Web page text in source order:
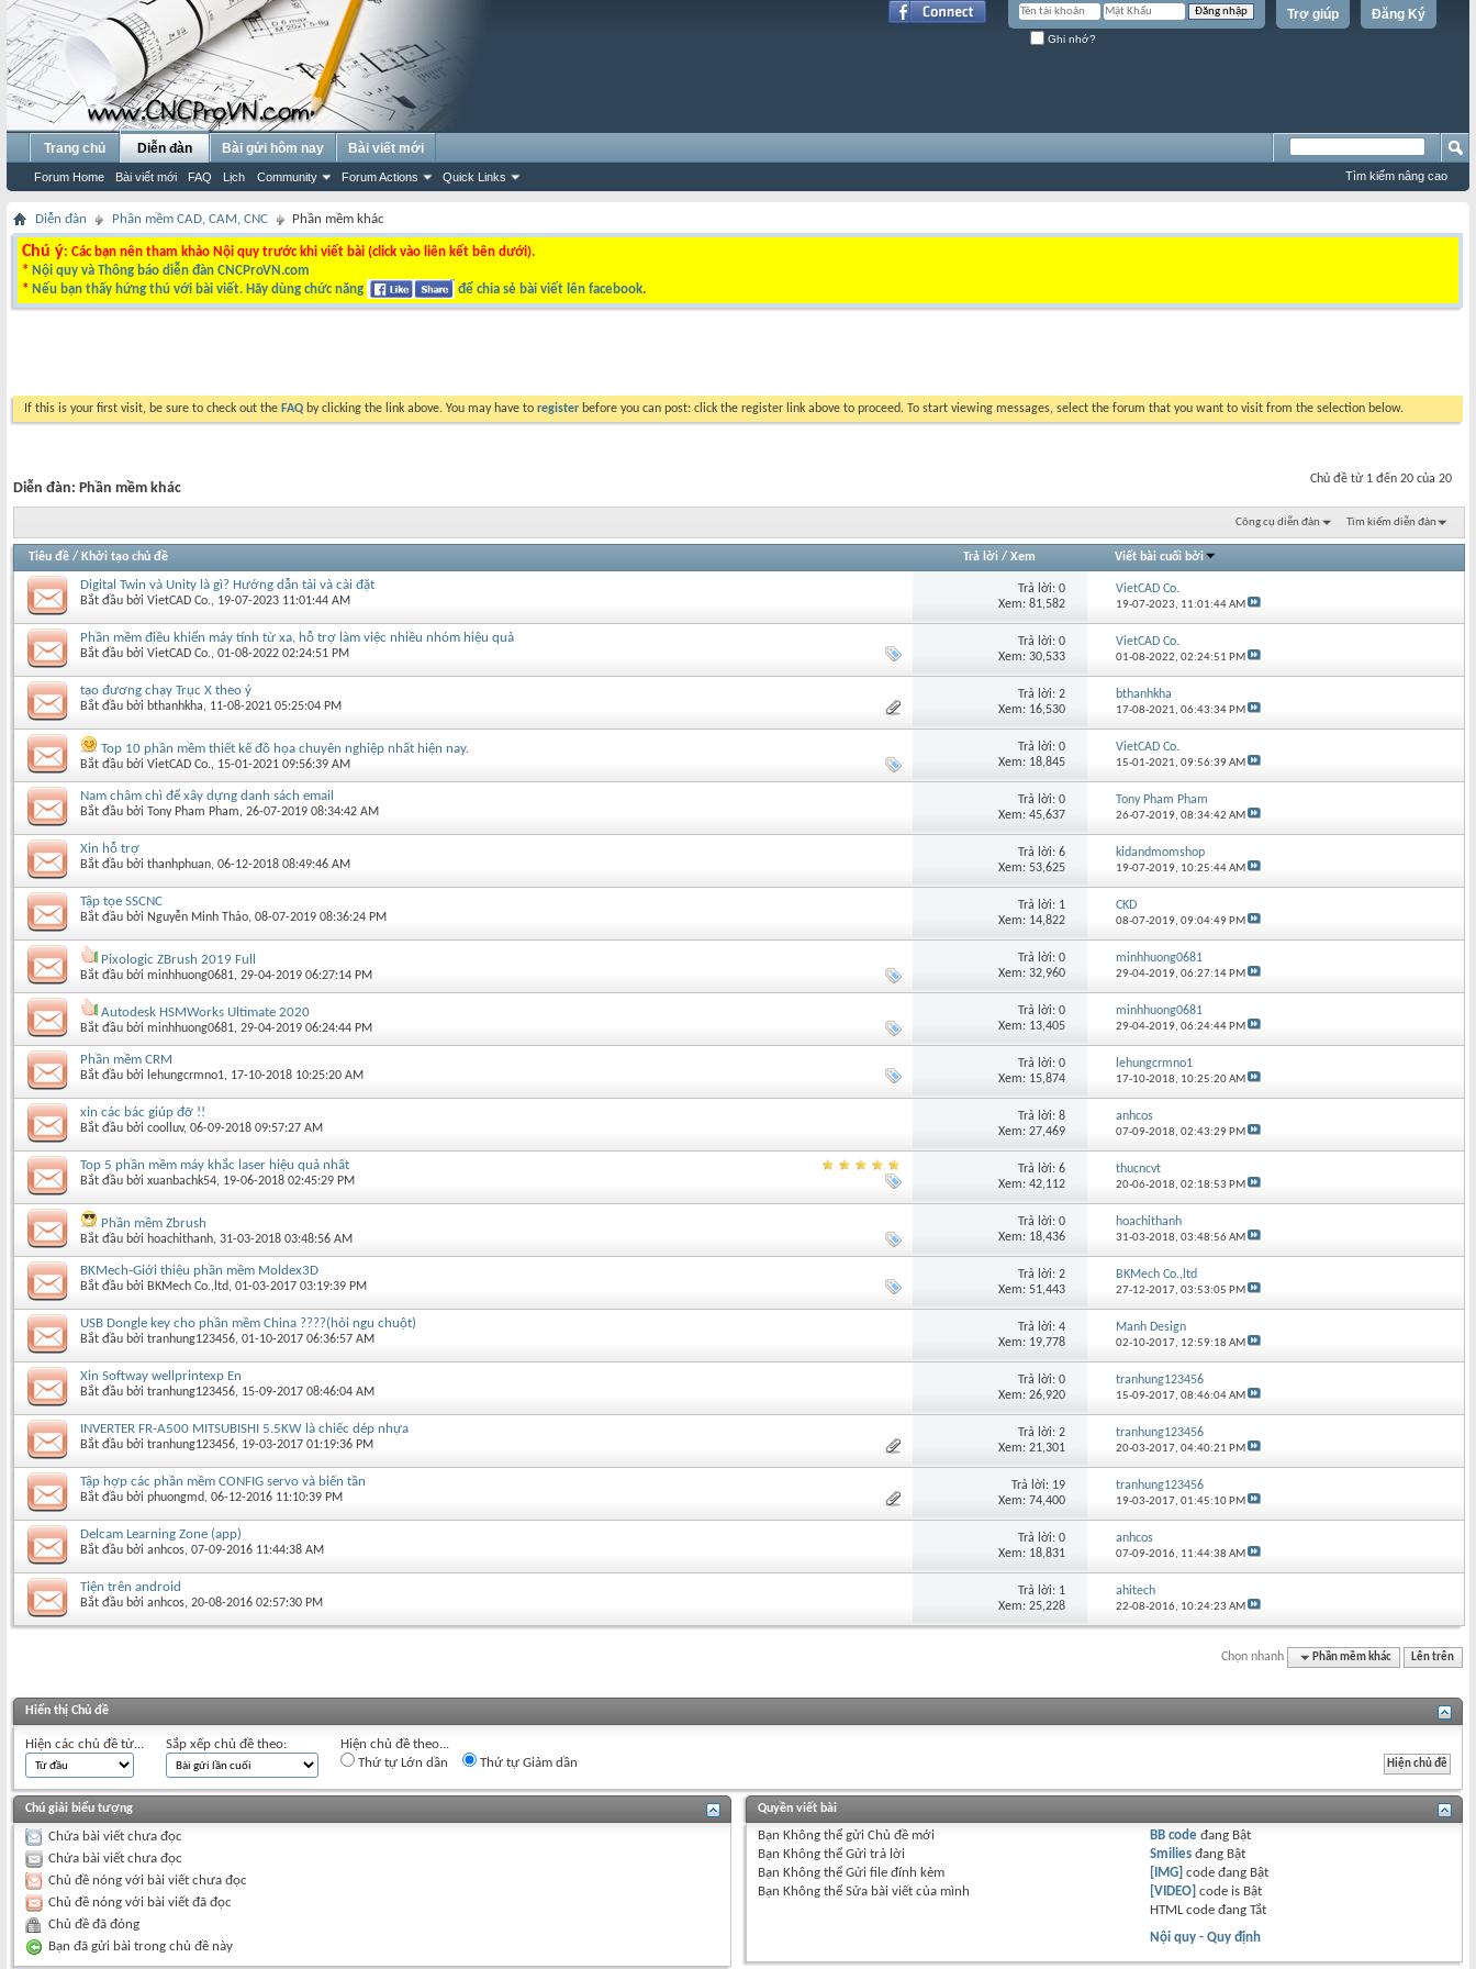
Đăng Ký
Trợ giúp
Ghi nhớ?
Trang chủ Diễn đàn
Forum Home Bài viết mới FAQ Lịch Community Forum Actions Quick Links
Bài gửi hôm nay Bài viết mới
Tìm kiếm nâng cao
Diễn đàn Phần mềm CAD, CAM, CNC Phần mềm khác
Chú ý: Các bạn nên tham khảo Nội quy trước khi viết bài (click vào liên kết bên dưới).
* Nội quy và Thông báo diễn đàn CNCProVN.com
* Nếu bạn thấy hứng thú với bài viết. Hãy dùng chức năng để chia sẻ bài viết lên facebook.
If this is your first visit, be sure to check out the FAQ by clicking the link above. You may have to register before you can post: click the register link above to proceed. To start viewing messages, select the forum that you want to visit from the selection below.
Chủ đề từ 1 đến 20 của 20
Diễn đàn: Phần mềm khác
Công cụ diễn đàn Tìm kiếm diễn đàn
Tiêu đề / Khởi tạo chủ đề Trả lời/ Xem Viết bài cuối bởi
Digital Twin và Unity là gì? Hướng dẫn tải và cài đặt
Bắt đầu bởi VietCAD Co.‎, 19-07-2023 11:01:44 AM
Trả lời: 0
Xem: 81,582
VietCAD Co.
19-07-2023, 11:01:44 AM
Phần mềm điều khiển máy tính từ xa, hỗ trợ làm việc nhiều nhóm hiệu quả
Bắt đầu bởi VietCAD Co.‎, 01-08-2022 02:24:51 PM
Trả lời: 0
Xem: 30,533
VietCAD Co.
01-08-2022,02:24:51 PM
tạo đương chạy Trục X theo ý
Bắt đầu bởi bthanhkha‎, 11-08-2021 05:25:04 PM
Trả lời: 2
Xem: 16,530
bthanhkha
17-08-2021,06:43:34 PM
Top 10 phần mềm thiết kế đồ họa chuyên nghiệp nhất hiện nay.
Bắt đầu bởi VietCAD Co.‎, 15-01-2021 09:56:39 AM
Trả lời: 0
Xem: 18,845
VietCAD Co.
15-01-2021,09:56:39 AM
Nam châm chì để xây dựng danh sách email
Bắt đầu bởi Tony Pham Pham‎, 26-07-2019 08:34:42 AM
Trả lời: 0
Xem: 45,637
Tony Pham Pham
26-07-2019,08:34:42 AM
Xin hỗ trợ
Bắt đầu bởi thanhphuan‎, 06-12-2018 08:49:46 AM
Trả lời: 6
Xem: 53,625
kidandmomshop
19-07-2019, 10:25:44 AM
Tập tọe SSCNC
Bắt đầu bởi Nguyễn Minh Thảo‎, 08-07-2019 08:36:24 PM
Trả lời: 1
Xem: 14,822
CKD
08-07-2019,09:04:49 PM
Pixologic ZBrush 2019 Full
Bắt đầu bởi minhhuong0681‎, 29-04-2019 06:27:14 PM
Trả lời: 0
Xem: 32,960
minhhuong0681
29-04-2019,06:27:14 PM
Autodesk HSMWorks Ultimate 2020
Bắt đầu bởi minhhuong0681‎, 29-04-2019 06:24:44 PM
Trả lời: 0
Xem: 13,405
minhhuong0681
29-04-2019,06:24:44 PM
Phần mềm CRM
Bắt đầu bởi lehungcrmno1‎, 17-10-2018 10:25:20 AM
Trả lời: 0
Xem: 15,874
lehungcrmno1
17-10-2018, 10:25:20 AM
xin các bác giúp đỡ !!
Bắt đầu bởi coolluv‎, 06-09-2018 09:57:27 AM
Trả lời: 8
Xem: 27,469
anhcos
07-09-2018,02:43:29 PM
Top 5 phần mềm máy khắc laser hiệu quả nhất
Bắt đầu bởi xuanbachk54‎, 19-06-2018 02:45:29 PM
Trả lời: 6
Xem: 42,112
thucncvt
20-06-2018,02:18:53 PM
Phần mềm Zbrush
Bắt đầu bởi hoachithanh‎, 31-03-2018 03:48:56 AM
Trả lời: 0
Xem: 18,436
hoachithanh
31-03-2018,03:48:56 AM
BKMech-Giới thiệu phần mềm Moldex3D
Bắt đầu bởi BKMech Co.,ltd‎, 01-03-2017 03:19:39 PM
Trả lời: 2
Xem: 51,443
BKMech Co.,ltd
27-12-2017,03:53:05 PM
USB Dongle key cho phần mềm China ????(hỏi ngu chuột)
Bắt đầu bởi tranhung123456‎, 01-10-2017 06:36:57 AM
Trả lời: 4
Xem: 19,778
Manh Design
02-10-2017, 12:59:18 AM
Xin Softway wellprintexp En
Bắt đầu bởi tranhung123456‎, 15-09-2017 08:46:04 AM
Trả lời: 0
Xem: 26,920
tranhung123456
15-09-2017,08:46:04 AM
INVERTER FR-A500 MITSUBISHI 5.5KW là chiếc dép nhựa
Bắt đầu bởi tranhung123456‎, 19-03-2017 01:19:36 PM
Trả lời: 2
Xem: 21,301
tranhung123456
20-03-2017,04:40:21 PM
Tập hợp các phần mềm CONFIG servo và biến tần
Bắt đầu bởi phuongmd‎, 06-12-2016 11:10:39 PM
Trả lời: 19
Xem: 74,400
tranhung123456
19-03-2017,01:45:10 PM
Delcam Learning Zone (app)
Bắt đầu bởi anhcos‎, 07-09-2016 11:44:38 AM
Trả lời: 0
Xem: 18,831
anhcos
07-09-2016, 11:44:38 AM
Tiện trên android
Bắt đầu bởi anhcos‎, 20-08-2016 02:57:30 PM
Trả lời: 1
Xem: 25,228
ahitech
22-08-2016, 10:24:23 AM
Chọn nhanh Phần mềm khác Lên trên
Hiển thị Chủ đề
Hiện các chủ đề từ... Sắp xếp chủ đề theo:
Hiện chủ đề theo...
Thứ tự Lớn dần
Thứ tự Giảm dần
Chú giải biểu tượng
Chứa bài viết chưa đọc
Chứa bài viết chưa đọc
Chủ đề nóng với bài viết chưa đọc
Chủ đề nóng với bài viết đã đọc
Chủ đề đã đóng
Bạn đã gửi bài trong chủ đề này
Quyền viết bài
Bạn Không thểgửi Chủ đề mới
Bạn Không thểGửi trả lời
Bạn Không thểGửi file đính kèm
Bạn Không thểSửa bài viết của mình
BB code đang Bật
Smilies đang Bật
[IMG] code đang Bật
[VIDEO] code is Bật
HTML code đangTắt
Nội quy - Quy định